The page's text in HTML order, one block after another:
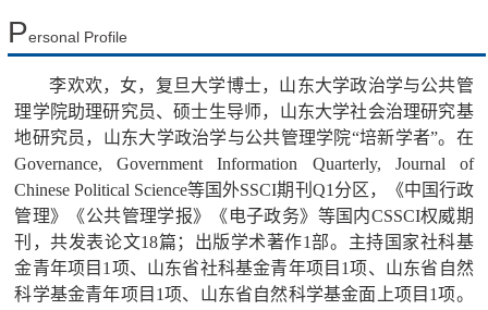
Personal Profile
李欢欢，女，复旦大学博士， 山东大学政治学与公共管
理学院助理研究员、硕士生导师，山东大学社会治理研究基
地研究员 ， 山东大学政治学与公共管理学院“培新学者”。 在
Governance,Government Information Quarterly, Journal of
ChinesePolitical Science等国外SSCI期刊 Q1 分区，
《中国行政
管理》《公共管理学报》
《电子政务》 等国内CSSCI权威期
刊，共发表论文18篇 ； 出版学术著作1部。 主持国家社科基
金青年项目 1 项、山东省社科基金青年项目 1项、 山东省自然
科学基金青年项目 1项、山东省自然科学基金面上项目 1项。